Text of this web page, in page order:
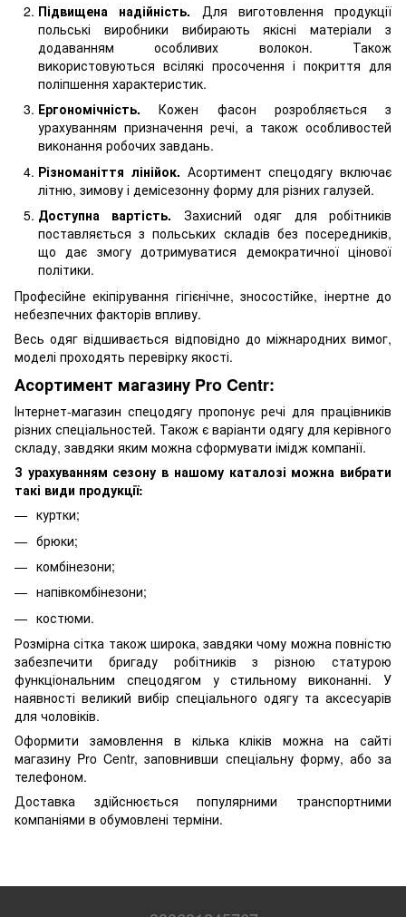
Підвищена надійність. Для виготовлення продукції
польські виробники вибирають якісні матеріали з
додаванням особливих волокон. Також
використовуються всілякі просочення і покриття для
поліпшення характеристик.
Ергономічність. Кожен фасон розробляється з
урахуванням призначення речі, а також особливостей
виконання робочих завдань.
Різноманіття лінійок. Асортимент спецодягу включає
літню, зимову і демісезонну форму для різних галузей.
Доступна вартість. Захисний одяг для робітників
поставляється з польських складів без посередників,
що дає змогу дотримуватися демократичної цінової
політики.
Професійне екіпірування гігієнічне, зносостійке, інертне до
небезпечних факторів впливу.
Весь одяг відшивається відповідно до міжнародних вимог,
моделі проходять перевірку якості.
Асортимент магазину Pro Centr:
Інтернет-магазин спецодягу пропонує речі для працівників
різних спеціальностей. Також є варіанти одягу для керівного
складу, завдяки яким можна сформувати імідж компанії.
З урахуванням сезону в нашому каталозі можна вибрати
такі види продукції:
куртки;
брюки;
комбінезони;
напівкомбінезони;
костюми.
Розмірна сітка також широка, завдяки чому можна повністю
забезпечити бригаду робітників з різною статурою
функціональним спецодягом у стильному виконанні. У
наявності великий вибір спеціального одягу та аксесуарів
для чоловіків.
Оформити замовлення в кілька кліків можна на сайті
магазину Pro Centr, заповнивши спеціальну форму, або за
телефоном.
Доставка здійснюється популярними транспортними
компаніями в обумовлені терміни.